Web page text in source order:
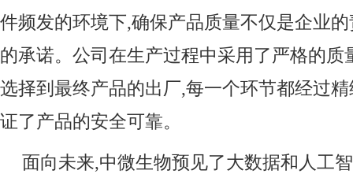
件频发的环境下,确保产品质量不仅是企业
的承诺。公司在生产过程中采用了严格的质
选择到最终产品的出厂,每一个环节都经过
证了产品的安全可靠。
面向未来,中微生物预见了大数据和人工